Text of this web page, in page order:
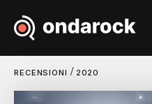
RECENSIONI / 2020